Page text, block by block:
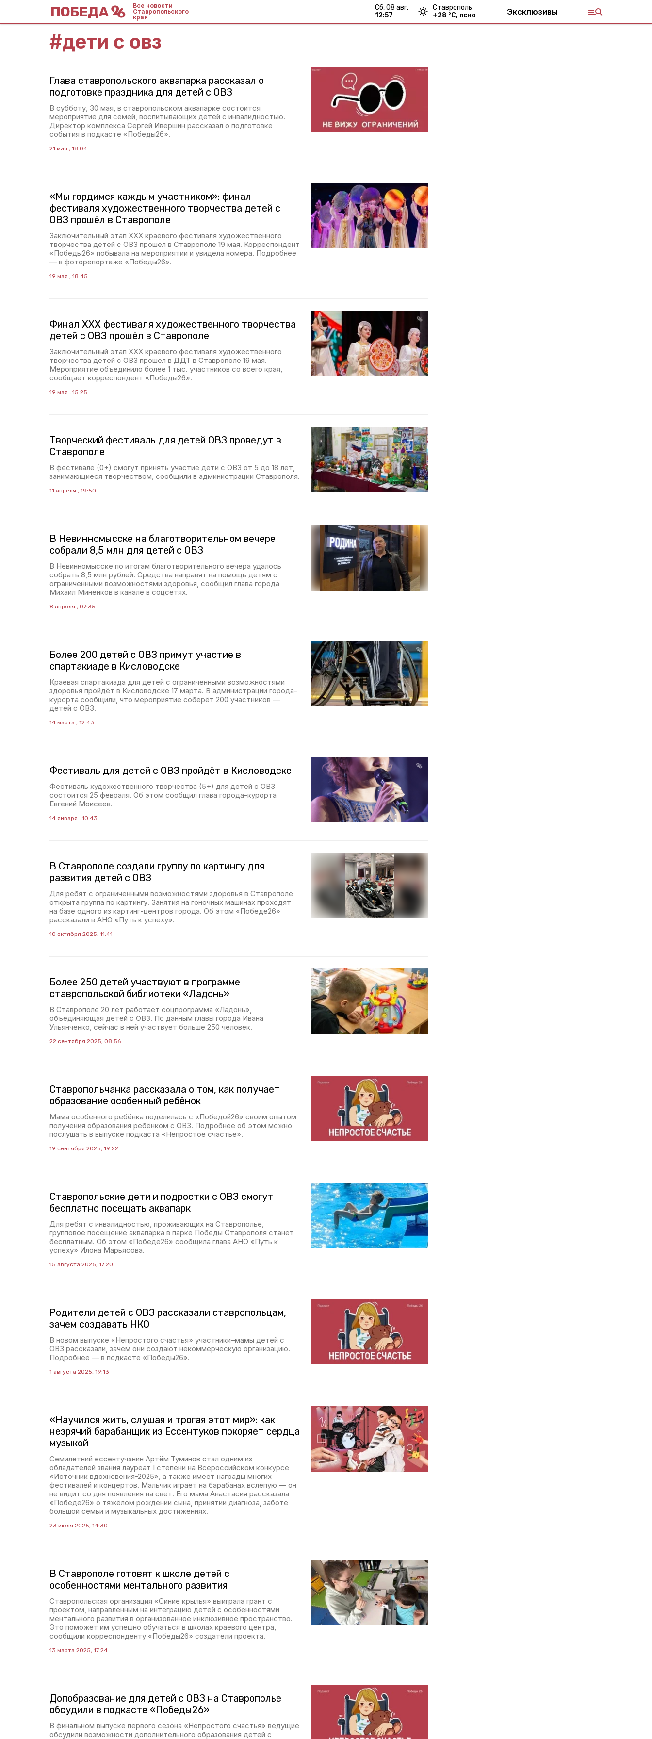
Все новости
Ставропольского
края
сб, 08 авг.
12:57
Ставрополь
+28 °С, ясно Эксклюзивы
#дети с овз
Глава ставропольского аквапарка рассказал о
подготовке праздника для детей с ОВЗ
В субботу, 30 мая, в ставропольском аквапарке состоится
мероприятие для семей, воспитывающих детей с инвалидностью.
Директор комплекса Сергей Ивершин рассказал о подготовке
события в подкасте «Победы26».
21 мая , 18:04
«Мы гордимся каждым участником»: финал
фестиваля художественного творчества детей с
ОВЗ прошёл в Ставрополе
Заключительный этап XXX краевого фестиваля художественного
творчества детей с ОВЗ прошёл в Ставрополе 19 мая. Корреспондент
«Победы26» побывала на мероприятии и увидела номера. Подробнее
— в фоторепортаже «Победы26».
19 мая , 18:45
Финал XXX фестиваля художественного творчества
детей с ОВЗ прошёл в Ставрополе
Заключительный этап XXX краевого фестиваля художественного
творчества детей с ОВЗ прошёл в ДДТ в Ставрополе 19 мая.
Мероприятие объединило более 1 тыс. участников со всего края,
сообщает корреспондент «Победы26».
19 мая , 15:25
Творческий фестиваль для детей ОВЗ проведут в
Ставрополе
В фестивале (0+) смогут принять участие дети с ОВЗ от 5 до 18 лет,
занимающиеся творчеством, сообщили в администрации Ставрополя.
11 апреля , 19:50
В Невинномысске на благотворительном вечере
собрали 8,5 млн для детей с ОВЗ
В Невинномысске по итогам благотворительного вечера удалось
собрать 8,5 млн рублей. Средства направят на помощь детям с
ограниченными возможностями здоровья, сообщил глава города
Михаил Миненков в канале в соцсетях.
8 апреля , 07:35
Более 200 детей с ОВЗ примут участие в
спартакиаде в Кисловодске
Краевая спартакиада для детей с ограниченными возможностями
здоровья пройдёт в Кисловодске 17 марта. В администрации города-
курорта сообщили, что мероприятие соберёт 200 участников —
детей с ОВЗ.
14 марта , 12:43
Фестиваль для детей с ОВЗ пройдёт в Кисловодске
Фестиваль художественного творчества (5+) для детей с ОВЗ
состоится 25 февраля. Об этом сообщил глава города-курорта
Евгений Моисеев.
14 января , 10:43
В Ставрополе создали группу по картингу для
развития детей с ОВЗ
Для ребят с ограниченными возможностями здоровья в Ставрополе
открыта группа по картингу. Занятия на гоночных машинах проходят
на базе одного из картинг-центров города. Об этом «Победе26»
рассказали в АНО «Путь к успеху».
10 октября 2025, 11:41
Более 250 детей участвуют в программе
ставропольской библиотеки «Ладонь»
В Ставрополе 20 лет работает соцпрограмма «Ладонь»,
объединяющая детей с ОВЗ. По данным главы города Ивана
Ульянченко, сейчас в ней участвует больше 250 человек.
22 сентября 2025, 08:56
Ставропольчанка рассказала о том, как получает
образование особенный ребёнок
Мама особенного ребёнка поделилась с «Победой26» своим опытом
получения образования ребёнком с ОВЗ. Подробнее об этом можно
послушать в выпуске подкаста «Непростое счастье».
19 сентября 2025, 19:22
Ставропольские дети и подростки с ОВЗ смогут
бесплатно посещать аквапарк
Для ребят с инвалидностью, проживающих на Ставрополье,
групповое посещение аквапарка в парке Победы Ставрополя станет
бесплатным. Об этом «Победе26» сообщила глава АНО «Путь к
успеху» Илона Марьясова.
15 августа 2025, 17:20
Родители детей с ОВЗ рассказали ставропольцам,
зачем создавать НКО
В новом выпуске «Непростого счастья» участники–мамы детей с
ОВЗ рассказали, зачем они создают некоммерческую организацию.
Подробнее — в подкасте «Победы26».
1 августа 2025, 19:13
«Научился жить, слушая и трогая этот мир»: как
незрячий барабанщик из Ессентуков покоряет сердца
музыкой
Семилетний ессентучанин Артём Туминов стал одним из
обладателей звания лауреат I степени на Всероссийском конкурсе
«Источник вдохновения-2025», а также имеет награды многих
фестивалей и концертов. Мальчик играет на барабанах вслепую — он
не видит со дня появления на свет. Его мама Анастасия рассказала
«Победе26» о тяжёлом рождении сына, принятии диагноза, заботе
большой семьи и музыкальных достижениях.
23 июля 2025, 14:30
В Ставрополе готовят к школе детей с
особенностями ментального развития
Ставропольская организация «Синие крылья» выиграла грант с
проектом, направленным на интеграцию детей с особенностями
ментального развития в организованное инклюзивное пространство.
Это поможет им успешно обучаться в школах краевого центра,
сообщили корреспонденту «Победы26» создатели проекта.
13 марта 2025, 17:24
Допобразование для детей с ОВЗ на Ставрополье
обсудили в подкасте «Победы26»
В финальном выпуске первого сезона «Непростого счастья» ведущие
обсудили возможности дополнительного образования детей с